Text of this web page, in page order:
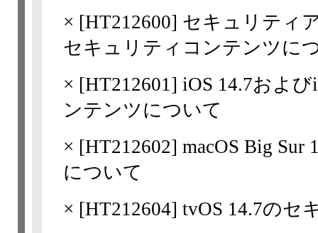
× [HT212600] セキュリティ
セキュリティコンテンツに
× [HT212601] iOS 14.7およ
ンテンツについて
× [HT212602] macOS Big
について
× [HT212604] tvOS 14.7のセ